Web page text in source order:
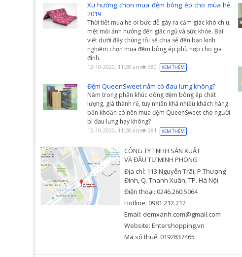
Xu hướng chọn mua đệm bông ép cho mùa hè
2019
Thời tiết mùa hè oi bức dễ gây ra cảm giác khó chịu,
mệt mỏi ảnh hưởng đến giấc ngủ và sức khỏe. Bài
viết dưới đây chúng tôi sẽ chia sẻ đến bạn kinh
nghiệm chọn mua đệm bông ép phù hợp cho gia
đình.
12-10-2020, 11:28 am 380 XEM THÊM
Đệm QueenSweet nằm có đau lưng không?
Nằm trong phân khúc dòng đệm bông ép chất
lượng, giá thành rẻ, tuy nhiên khá nhiều khách hàng
băn khoăn có nên mua đệm QueenSweet cho người
bị đau lưng hay không?
12-10-2020, 11:28 am 281 XEM THÊM
CÔNG TY TNHH SẢN XUẤT
VÀ ĐẦU TƯ MINH PHONG
Địa chỉ: 113 Nguyễn Trãi, P.Thượng
Đình, Q. Thanh Xuân, TP. Hà Nội
Điện thoại: 0246.260.5064
Hotline: 0981.212.212
Email: demxanh.com@gmail.com
Website: Entershopping.vn
Mã số thuế: 0192837465